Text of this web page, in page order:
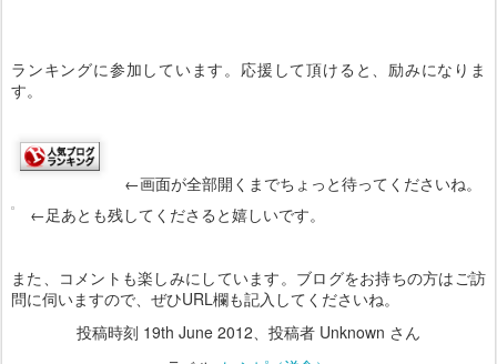
ランキングに参加しています。応援して頂けると、励みになりま
す。
←画面が全部開くまでちょっと待ってくださいね。
←足あとも残してくださると嬉しいです。
また、コメントも楽しみにしています。ブログをお持ちの方はご訪
問に伺いますので、ぜひURL欄も記入してくださいね。
投稿時刻 19th June 2012 、投稿者 Unknown さん